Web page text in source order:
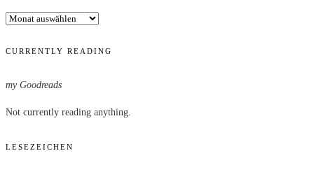
Archiv
CURRENTLY READING
my Goodreads
Not currently reading anything.
LESEZEICHEN